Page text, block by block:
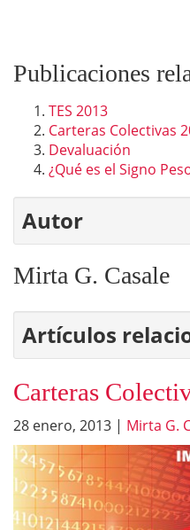
Publicaciones
TES 2013
Carteras Colectivas
Devaluación
¿Qué es el Signo
Autor
Mirta G. Casale
Artículos
Carteras
28 enero, 2013 | Mirta G.